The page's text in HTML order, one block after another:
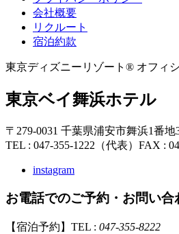
会社概要
リクルート
宿泊約款
東京ディズニーリゾート® オフィ
東京ベイ舞浜ホテル
〒279-0031 千葉県浦安市舞浜1番地
TEL : 047-355-1222（代表） FAX :
instagram
お電話でのご予約・お問い合
【宿泊予約】TEL : 047-355-8222